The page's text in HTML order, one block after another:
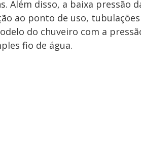
Além disso, a baixa pressão
ao ponto de uso,
do chuveiro com a
fio de água.